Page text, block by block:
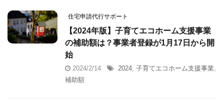
住宅申請代行サポート
【2024年版】子育てエコホーム支援事業
の補助額は？事業者登録が1月17日から開
始
2024/2/14 2024 子育てエコホーム支援事業
補助額